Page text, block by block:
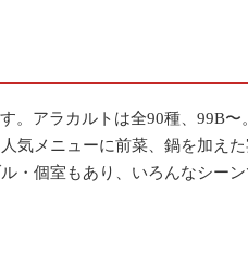
。アラカルトは全90種、99B〜
気メニューに前菜、鍋を加え
・個室もあり、いろんなシー